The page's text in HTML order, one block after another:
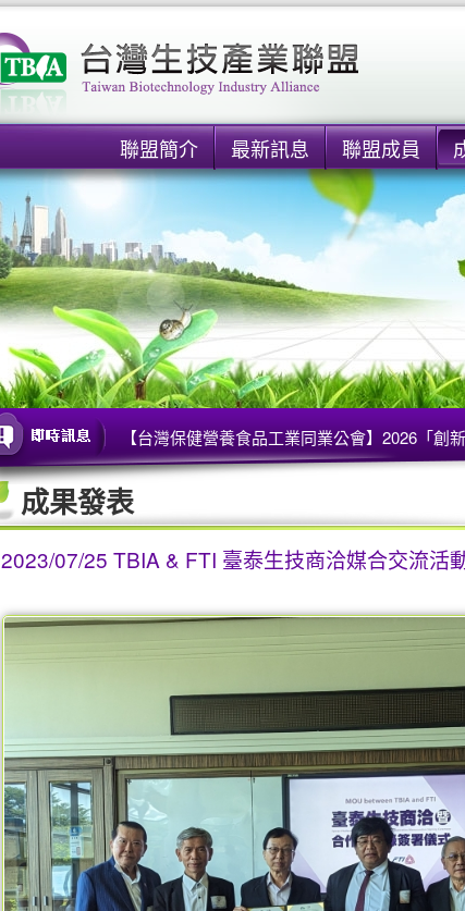
聯盟簡介 最新訊息 聯盟成員
【台灣保健營養食品工業同業公會】2026「創
成果發表
2023/07/25 TBIA & FTI 臺泰生技商洽媒合交流活